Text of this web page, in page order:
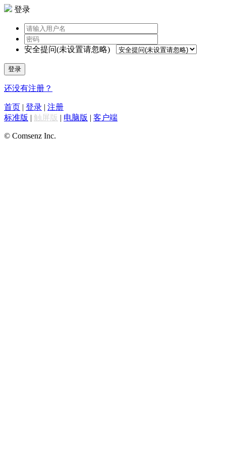
登录
安全提问(未设置请忽略)
登录
还没有注册？
首页 | 登录 | 注册
标准版 | 触屏版 | 电脑版 | 客户端
© Comsenz Inc.